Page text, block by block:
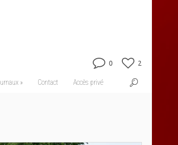
» Contact Accès privé
0 2